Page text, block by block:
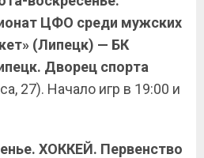
ЦФО среди мужских
(Липецк) — БК
Дворец спорта
27). Начало игр в 19:00 и
ХОККЕЙ. Первенство